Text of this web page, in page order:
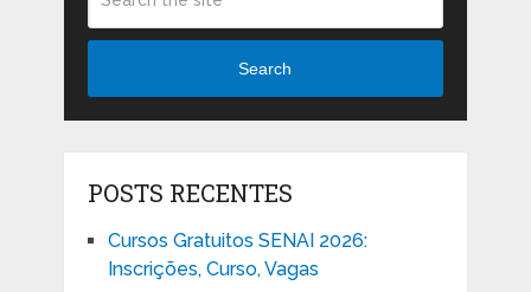
Search
POSTS RECENTES
Cursos Gratuitos SENAI 2026:
Inscrições, Curso, Vagas